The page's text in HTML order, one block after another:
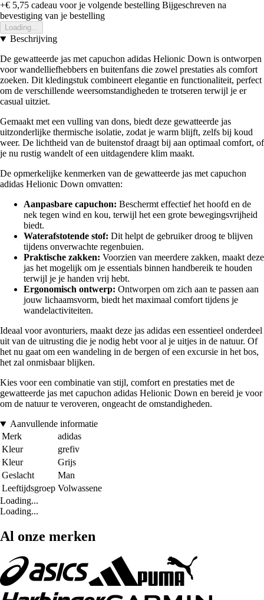
+€ 5,75 cadeau voor je volgende bestelling Bijgeschreven na
bevestiging van je bestelling
Loading...
Beschrijving
De gewatteerde jas met capuchon adidas Helionic Down is ontworpen
voor wandelliefhebbers en buitenfans die zowel prestaties als comfort
zoeken. Dit kledingstuk combineert elegantie en functionaliteit, perfect
om de verschillende weersomstandigheden te trotseren terwijl je er
casual uitziet.
Gemaakt met een vulling van dons, biedt deze gewatteerde jas
uitzonderlijke thermische isolatie, zodat je warm blijft, zelfs bij koud
weer. De lichtheid van de buitenstof draagt bij aan optimaal comfort, of
je nu rustig wandelt of een uitdagendere klim maakt.
De opmerkelijke kenmerken van de gewatteerde jas met capuchon
adidas Helionic Down omvatten:
Aanpasbare capuchon: Beschermt effectief het hoofd en de
nek tegen wind en kou, terwijl het een grote bewegingsvrijheid
biedt.
Waterafstotende stof: Dit helpt de gebruiker droog te blijven
tijdens onverwachte regenbuien.
Praktische zakken: Voorzien van meerdere zakken, maakt deze
jas het mogelijk om je essentials binnen handbereik te houden
terwijl je je handen vrij hebt.
Ergonomisch ontwerp: Ontworpen om zich aan te passen aan
jouw lichaamsvorm, biedt het maximaal comfort tijdens je
wandelactiviteiten.
Ideaal voor avonturiers, maakt deze jas adidas een essentieel onderdeel
uit van de uitrusting die je nodig hebt voor al je uitjes in de natuur. Of
het nu gaat om een wandeling in de bergen of een excursie in het bos,
het zal onmisbaar blijken.
Kies voor een combinatie van stijl, comfort en prestaties met de
gewatteerde jas met capuchon adidas Helionic Down en bereid je voor
om de natuur te veroveren, ongeacht de omstandigheden.
Aanvullende informatie
Merk
adidas
Kleur
grefiv
Kleur
Grijs
Geslacht
Man
Leeftijdsgroep Volwassene
Loading...
Loading...
Al onze merken